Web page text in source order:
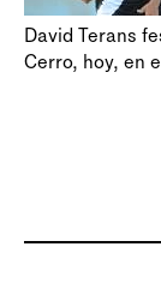
David Terans
Cerro, hoy, en